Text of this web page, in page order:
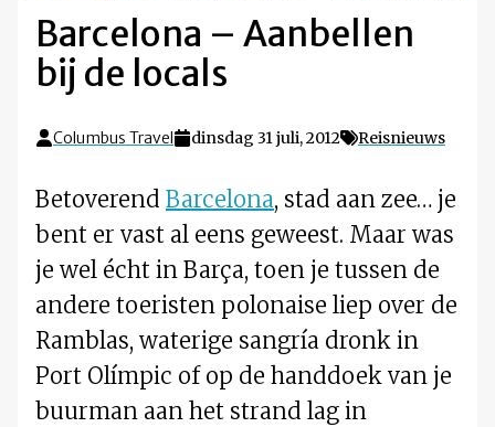
Barcelona – Aanbellen
bij de locals
Columbus Travel dinsdag 31 juli, 2012 Reisnieuws
Betoverend Barcelona, stad aan zee… je
bent er vast al eens geweest. Maar was
je wel écht in Barça, toen je tussen de
andere toeristen polonaise liep over de
Ramblas, waterige sangría dronk in
Port Olímpic of op de handdoek van je
buurman aan het strand lag in